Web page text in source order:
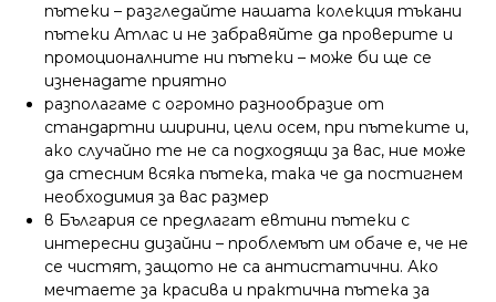
пътеки – разгледайте нашата колекция тъкани
пътеки Атлас и не забравяйте да проверите и
промоционалните ни пътеки – може би ще се
изненадате приятно
разполагаме с огромно разнообразие от
стандартни ширини, цели осем, при пътеките и,
ако случайно те не са подходящи за вас, ние може
да стесним всяка пътека, така че да постигнем
необходимия за вас размер
в България се предлагат евтини пътеки с
интересни дизайни – проблемът им обаче е, че не
се чистят, защото не са антистатични. Ако
мечтаете за красива и практична пътека за